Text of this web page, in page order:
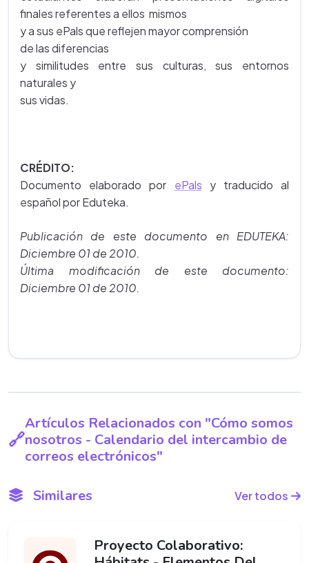
finales referentes a ellos mismos
y a sus ePals que reflejen mayor comprensión
de las diferencias
y similitudes entre sus culturas, sus entornos
naturales y
sus vidas.
CRÉDITO:
Documento elaborado por ePals y traducido al
español por Eduteka.
Publicación de este documento en EDUTEKA:
Diciembre 01 de 2010.
Última modificación de este documento:
Diciembre 01 de 2010.
Artículos Relacionados con "Cómo somos
nosotros - Calendario del intercambio de
correos electrónicos"
Similares Ver todos
Proyecto Colaborativo: